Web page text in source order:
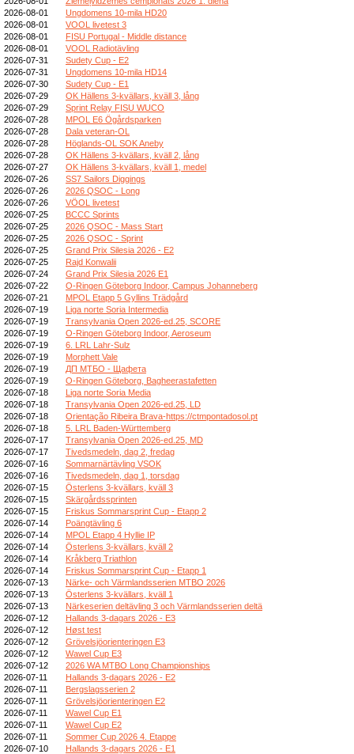
2026-08-01
Ungdomens 10-mila HD20
2026-08-01
VOOL livetest 3
2026-08-01
FISU Portugal - Middle distance
2026-08-01
VOOL Radiotävling
2026-07-31
Sudety Cup - E2
2026-07-31
Ungdomens 10-mila HD14
2026-07-30
Sudety Cup - E1
2026-07-29
OK Hällens 3-kvällars, kväll 3, lång
2026-07-29
Sprint Relay FISU WUCO
2026-07-28
MPOL E6 Ögårdsparken
2026-07-28
Dala veteran-OL
2026-07-28
Höglands-OL SOK Aneby
2026-07-28
OK Hällens 3-kvällars, kväll 2, lång
2026-07-27
OK Hällens 3-kvällars, kväll 1, medel
2026-07-26
SS7 Sailors Diggings
2026-07-26
2026 QSOC - Long
2026-07-26
VÖOL livetest
2026-07-25
BCCC Sprints
2026-07-25
2026 QSOC - Mass Start
2026-07-25
2026 QSOC - Sprint
2026-07-25
Grand Prix Silesia 2026 - E2
2026-07-25
Rajd Konwalii
2026-07-24
Grand Prix Silesia 2026 E1
2026-07-22
O-Ringen Göteborg Indoor, Campus Johanneberg
2026-07-21
MPOL Etapp 5 Gyllins Trädgård
2026-07-19
Liga norte Soria Intermedia
2026-07-19
Transylvania Open 2026-ed.25, SCORE
2026-07-19
O-Ringen Göteborg Indoor, Aeroseum
2026-07-19
6. LRL Lahr-Sulz
2026-07-19
Morphett Vale
2026-07-19
ДП МТБО - Щафета
2026-07-19
O-Ringen Göteborg, Bagheerastafetten
2026-07-18
Liga norte Soria Media
2026-07-18
Transylvania Open 2026-ed.25, LD
2026-07-18
Orientação Ribeira Brava-https://ctmpontadosol.pt
2026-07-18
5. LRL Baden-Württemberg
2026-07-17
Transylvania Open 2026-ed.25, MD
2026-07-17
Tivedsmedeln, dag 2, fredag
2026-07-16
Sommarnärtävling VSOK
2026-07-16
Tivedsmedeln, dag 1, torsdag
2026-07-15
Österlens 3-kvällars, kväll 3
2026-07-15
Skärgårdssprinten
2026-07-15
Friskus Sommarsprint Cup - Etapp 2
2026-07-14
Poängtävling 6
2026-07-14
MPOL Etapp 4 Hyllie IP
2026-07-14
Österlens 3-kvällars, kväll 2
2026-07-14
Kråkberg Triathlon
2026-07-14
Friskus Sommarsprint Cup - Etapp 1
2026-07-13
Närke- och Värmlandsserien MTBO 2026
2026-07-13
Österlens 3-kvällars, kväll 1
2026-07-13
Närkeserien deltävling 3 och Värmlandsserien deltä
2026-07-12
Hallands 3-dagars 2026 - E3
2026-07-12
Høst test
2026-07-12
Grövelsjöorienteringen E3
2026-07-12
Wawel Cup E3
2026-07-12
2026 WA MTBO Long Championships
2026-07-11
Hallands 3-dagars 2026 - E2
2026-07-11
Bergslagsserien 2
2026-07-11
Grövelsjöorienteringen E2
2026-07-11
Wawel Cup E1
2026-07-11
Wawel Cup E2
2026-07-11
Sommer Cup 2026 4. Etappe
2026-07-10
Hallands 3-dagars 2026 - E1